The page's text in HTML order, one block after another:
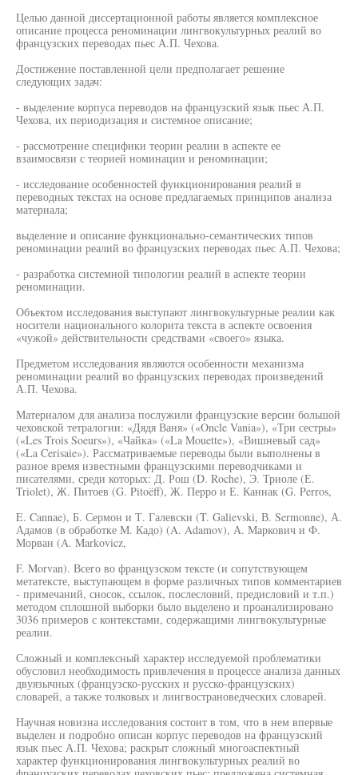
Целью данной диссертационной работы является комплексное
описание процесса реноминации лингвокультурных реалий во
французских переводах пьес А.П. Чехова.
Достижение поставленной цели предполагает решение
следующих задач:
- выделение корпуса переводов на французский язык пьес А.П.
Чехова, их периодизация и системное описание;
- рассмотрение специфики теории реалии в аспекте ее
взаимосвязи с теорией номинации и реноминации;
- исследование особенностей функционирования реалий в
переводных текстах на основе предлагаемых принципов анализа
материала;
выделение и описание функционально-семантических типов
реноминации реалий во французских переводах пьес А.П. Чехова;
- разработка системной типологии реалий в аспекте теории
реноминации.
Объектом исследования выступают лингвокультурные реалии как
носители национального колорита текста в аспекте освоения
«чужой» действительности средствами «своего» языка.
Предметом исследования являются особенности механизма
реноминации реалий во французских переводах произведений
А.П. Чехова.
Материалом для анализа послужили французские версии большой
чеховской тетралогии: «Дядя Ваня» («Oncle Vania»), «Три сестры»
(«Les Trois Soeurs»), «Чайка» («La Mouette»), «Вишневый сад»
(«La Cerisaie»). Рассматриваемые переводы были выполнены в
разное время известными французскими переводчиками и
писателями, среди которых: Д. Рош (D. Roche), Э. Триоле (Е.
Triolet), Ж. Питоев (G. Pitoëff), Ж. Перро и Е. Каннак (G. Perros,
E. Cannae), Б. Сермон и Т. Галевски (T. Galievski, В. Sermonne), А.
Адамов (в обработке М. Кадо) (A. Adamov), А. Маркович и Ф.
Морван (A. Markovicz,
F. Morvan). Всего во французском тексте (и сопутствующем
метатексте, выступающем в форме различных типов комментариев
- примечаний, сносок, ссылок, послесловий, предисловий и т.п.)
методом сплошной выборки было выделено и проанализировано
3036 примеров с контекстами, содержащими лингвокультурные
реалии.
Сложный и комплексный характер исследуемой проблематики
обусловил необходимость привлечения в процессе анализа данных
двуязычных (французско-русских и русско-французских)
словарей, а также толковых и лингвострановедческих словарей.
Научная новизна исследования состоит в том, что в нем впервые
выделен и подробно описан корпус переводов на французский
язык пьес А.П. Чехова; раскрыт сложный многоаспектный
характер функционирования лингвокультурных реалий во